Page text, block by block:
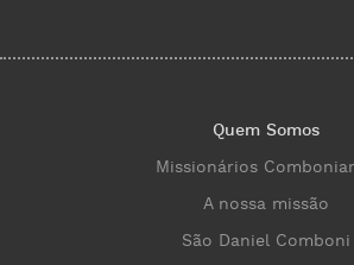
Quem Somos
Missionários
A nossa missão
São Daniel Comboni